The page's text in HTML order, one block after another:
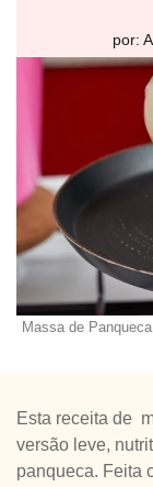
por:
Massa de
Esta receita de
versão leve,
panqueca. Feita